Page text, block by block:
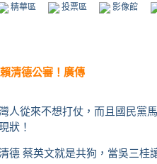
精華區 投票區 影像館
清德公審！廣傳
人從來不想打仗，而且國民黨
狀！
德 蔡英文就是共狗，當吳三桂